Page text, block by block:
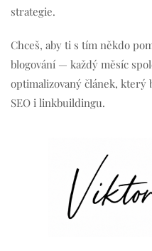
strategie.
Chceš, aby ti s tím někdo
blogování — každý měsíc
optimalizovaný článek, který
SEO i linkbuildingu.